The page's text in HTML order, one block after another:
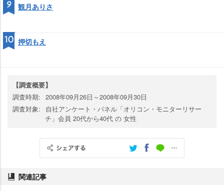
観月ありさ
9
押切もえ
10
【調査概要】
調査時期: 2008年09月26日～2008年09月30日
調査対象:
自社アンケート・パネル「オリコン・モニターリサー
チ」会員 20代から40代 の 女性
関連記事